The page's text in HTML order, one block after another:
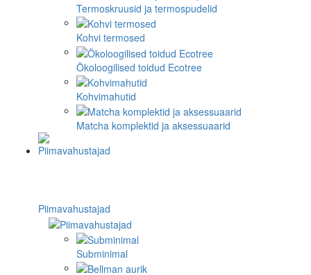
Termoskruusid ja termospudelid
Kohvi termosed
Ökoloogilised toidud Ecotree
Kohvimahutid
Matcha komplektid ja aksessuaarid
Piimavahustajad
Subminimal